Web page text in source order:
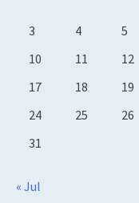
3
4 5
10
11 12
17
18 19
24
25 26
31
« Jul